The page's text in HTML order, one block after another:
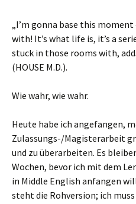
„I’m gonna base this
with! It’s what life is, it’s a
stuck in those rooms with,
(HOUSE M.D.).
Wie wahr, wie wahr.
Heute habe ich angefangen,
Zulassungs-/Magisterarbeit
und zu überarbeiten. Es
Wochen, bevor ich mit dem
in Middle English anfangen
steht die Rohversion; ich